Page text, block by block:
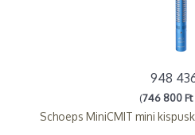
948
(746 800 Ft
Schoeps MiniCMIT mini